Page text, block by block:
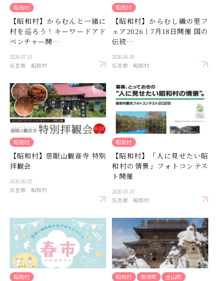
昭和村
【昭和村】からむんと一緒に
村を巡ろう！キーワードアド
ベンチャー開…
2026.07.19
伝言板
昭和村
昭和村
【昭和村】からむし織の里フ
ェア2026｜7月18日開催 国の
伝統…
2026.06.30
伝言板
昭和村
昭和村
【昭和村】慈眼山観音寺 特別
拝観会
2026.06.05
伝言板
昭和村
昭和村
【昭和村】「人に見せたい昭
和村の情景」フォトコンテス
ト開催
2026.05.23
伝言板
昭和村
昭和村 昭和村 柳津町 金山町